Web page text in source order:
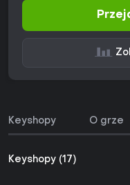
Keyshopy O grze
Keyshopy (17)